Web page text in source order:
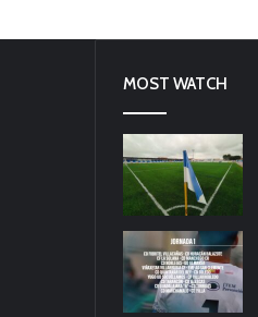
MOST WATCH